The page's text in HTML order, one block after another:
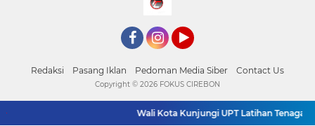
Redaksi Pasang Iklan Pedoman Media Siber Contact Us
Wali Kota Kunjungi UPT Latihan Tenaga
Copyright © 2026 FOKUS CIREBON